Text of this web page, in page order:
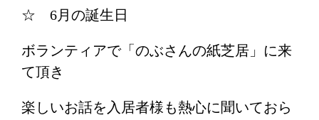
☆ 6月の誕生日
ボランティアで「のぶさんの紙芝居」に来
て頂き
楽しいお話を入居者様も熱心に聞いておら